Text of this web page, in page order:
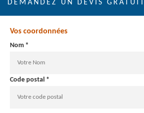
DEMANDEZ UN DEVIS GRATUIT
Vos coordonnées
Nom *
Code postal *